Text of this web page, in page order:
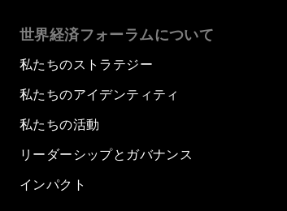
世界経済フォーラムについて
私たちのストラテジー
私たちのアイデンティティ
私たちの活動
リーダーシップとガバナンス
インパクト